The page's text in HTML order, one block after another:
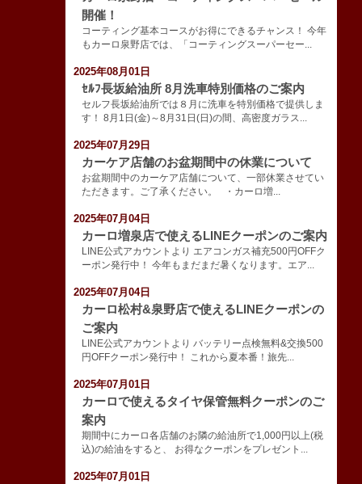
開催！
コーティング基本コースがお得にできるチャンス！ 今年
もカーロ泉野店では、「コーティングスーパーセー...
2025年08月01日
ｾﾙﾌ長坂給油所 8月洗車特別価格のご案内
セルフ長坂給油所では８月に洗車を特別価格で提供しま
す！ 8月1日(金)～8月31日(日)の間、高密度ガラス...
2025年07月29日
カーケア店舗のお盆期間中の休業について
お盆期間中のカーケア店舗について、一部休業させてい
ただきます。ご了承ください。 ・カーロ増...
2025年07月04日
カーロ増泉店で使えるLINEクーポンのご案内
LINE公式アカウントより エアコンガス補充500円OFFク
ーポン発行中！ 今年もまだまだ暑くなります。エア...
2025年07月04日
カーロ松村&泉野店で使えるLINEクーポンの
ご案内
LINE公式アカウントより バッテリー点検無料&交換500
円OFFクーポン発行中！ これから夏本番！旅先...
2025年07月01日
カーロで使えるタイヤ保管無料クーポンのご
案内
期間中にカーロ各店舗のお隣の給油所で1,000円以上(税
込)の給油をすると、 お得なクーポンをプレゼント...
2025年07月01日